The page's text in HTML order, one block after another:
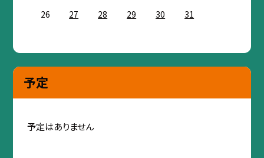
26
27 28 29 30 31
予定
予定はありません